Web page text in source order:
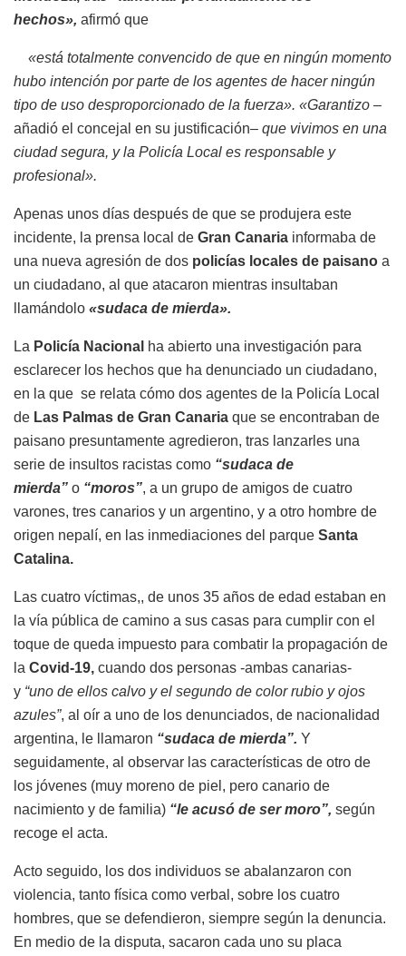
hechos», afirmó que
«está totalmente convencido de que en ningún momento
hubo intención por parte de los agentes de hacer ningún
tipo de uso desproporcionado de la fuerza». «Garantizo –
añadió el concejal en su justificación– que vivimos en una
ciudad segura, y la Policía Local es responsable y
profesional».
Apenas unos días después de que se produjera este
incidente, la prensa local de Gran Canaria informaba de
una nueva agresión de dos policías locales de paisano a
un ciudadano, al que atacaron mientras insultaban
llamándolo «sudaca de mierda».
La Policía Nacional ha abierto una investigación para
esclarecer los hechos que ha denunciado un ciudadano,
en la que se relata cómo dos agentes de la Policía Local
de Las Palmas de Gran Canaria que se encontraban de
paisano presuntamente agredieron, tras lanzarles una
serie de insultos racistas como “sudaca de
mierda” o “moros”, a un grupo de amigos de cuatro
varones, tres canarios y un argentino, y a otro hombre de
origen nepalí, en las inmediaciones del parque Santa
Catalina.
Las cuatro víctimas,, de unos 35 años de edad estaban en
la vía pública de camino a sus casas para cumplir con el
toque de queda impuesto para combatir la propagación de
la Covid-19, cuando dos personas -ambas canarias-
y “uno de ellos calvo y el segundo de color rubio y ojos
azules”, al oír a uno de los denunciados, de nacionalidad
argentina, le llamaron “sudaca de mierda”. Y
seguidamente, al observar las características de otro de
los jóvenes (muy moreno de piel, pero canario de
nacimiento y de familia) “le acusó de ser moro”, según
recoge el acta.
Acto seguido, los dos individuos se abalanzaron con
violencia, tanto física como verbal, sobre los cuatro
hombres, que se defendieron, siempre según la denuncia.
En medio de la disputa, sacaron cada uno su placa